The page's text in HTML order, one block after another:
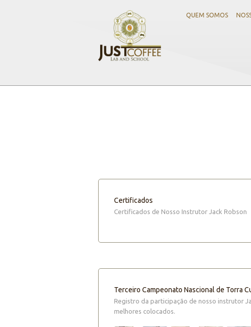
QUEM SOMOS
Certificados
Certificados de Nosso Instrutor Jack Robson
Terceiro Campeonato Nascional de Torra
Registro da participação de nosso instrutor
melhores colocados.